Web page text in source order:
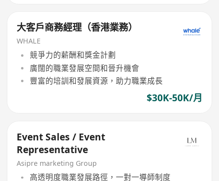
大客戶商務經理（香港業務）
WHALE
競爭力的薪酬和獎金計劃
廣闊的職業發展空間和晉升機會
豐富的培訓和發展資源，助力職業成長
$30K-50K/月
Event Sales / Event
Representative
Asipre marketing Group
高透明度職業發展路徑，一對一導師制度